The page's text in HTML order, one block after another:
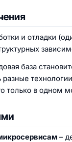
и отладки
база
только в одном
–